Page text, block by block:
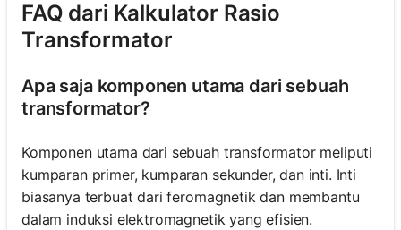
FAQ dari Kalkulator Rasio
Transformator
Apa saja komponen utama dari sebuah
transformator?
Komponen utama dari sebuah transformator meliputi
kumparan primer, kumparan sekunder, dan inti. Inti
biasanya terbuat dari feromagnetik dan membantu
dalam induksi elektromagnetik yang efisien.